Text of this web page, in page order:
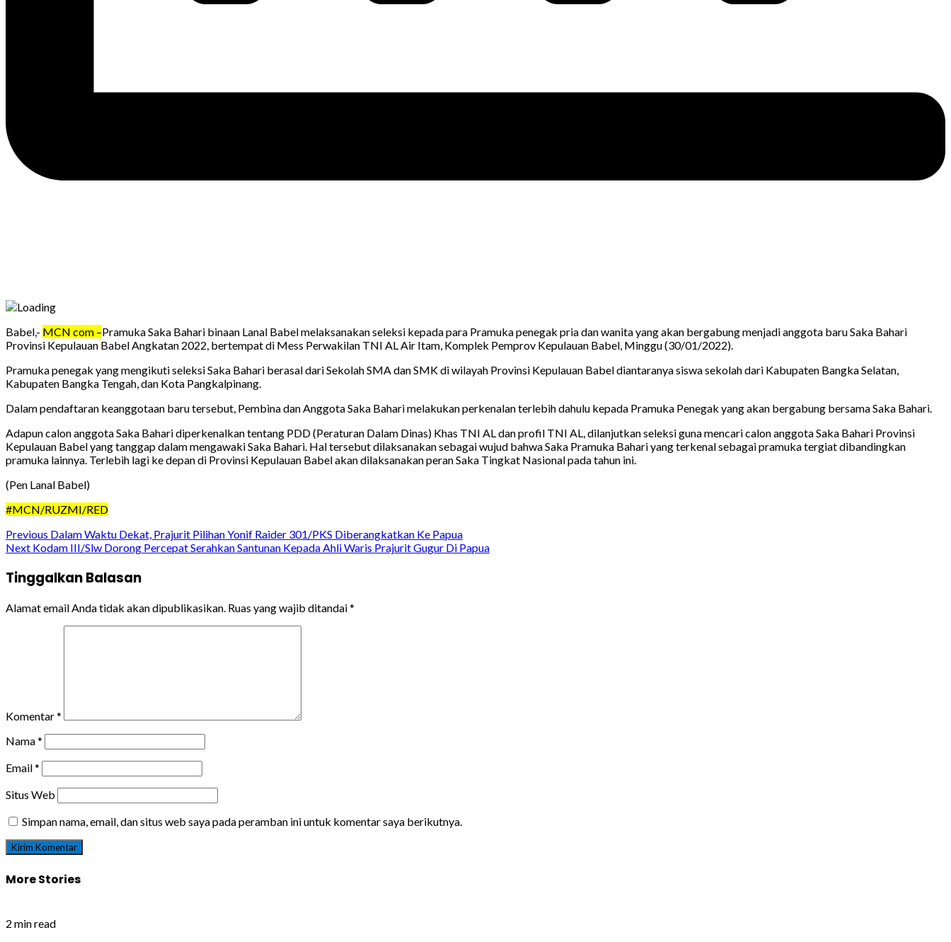
Babel,- MCN com –Pramuka Saka Bahari binaan Lanal Babel melaksanakan seleksi kepada para Pramuka penegak pria dan wanita yang akan bergabung menjadi anggota baru Saka Bahari
Provinsi Kepulauan Babel Angkatan 2022, bertempat di Mess Perwakilan TNI AL Air Itam, Komplek Pemprov Kepulauan Babel, Minggu (30/01/2022).
Pramuka penegak yang mengikuti seleksi Saka Bahari berasal dari Sekolah SMA dan SMK di wilayah Provinsi Kepulauan Babel diantaranya siswa sekolah dari Kabupaten Bangka Selatan,
Kabupaten Bangka Tengah, dan Kota Pangkalpinang.
Dalam pendaftaran keanggotaan baru tersebut, Pembina dan Anggota Saka Bahari melakukan perkenalan terlebih dahulu kepada Pramuka Penegak yang akan bergabung bersama Saka Bahari.
Adapun calon anggota Saka Bahari diperkenalkan tentang PDD (Peraturan Dalam Dinas) Khas TNI AL dan profil TNI AL, dilanjutkan seleksi guna mencari calon anggota Saka Bahari Provinsi
Kepulauan Babel yang tanggap dalam mengawaki Saka Bahari. Hal tersebut dilaksanakan sebagai wujud bahwa Saka Pramuka Bahari yang terkenal sebagai pramuka tergiat dibandingkan
pramuka lainnya. Terlebih lagi ke depan di Provinsi Kepulauan Babel akan dilaksanakan peran Saka Tingkat Nasional pada tahun ini.
(Pen Lanal Babel)
#MCN/RUZMI/RED
Continue
Previous Dalam Waktu Dekat, Prajurit Pilihan Yonif Raider 301/PKS Diberangkatkan Ke Papua
Next Kodam III/Slw Dorong Percepat Serahkan Santunan Kepada Ahli Waris Prajurit Gugur Di Papua
Tinggalkan Balasan
Alamat email Anda tidak akan dipublikasikan. Ruas yang wajib ditandai*
Komentar*
Nama*
Email*
Situs Web
Simpan nama, email, dan situs web saya pada peramban ini untuk komentar saya berikutnya.
More Stories
2 min read